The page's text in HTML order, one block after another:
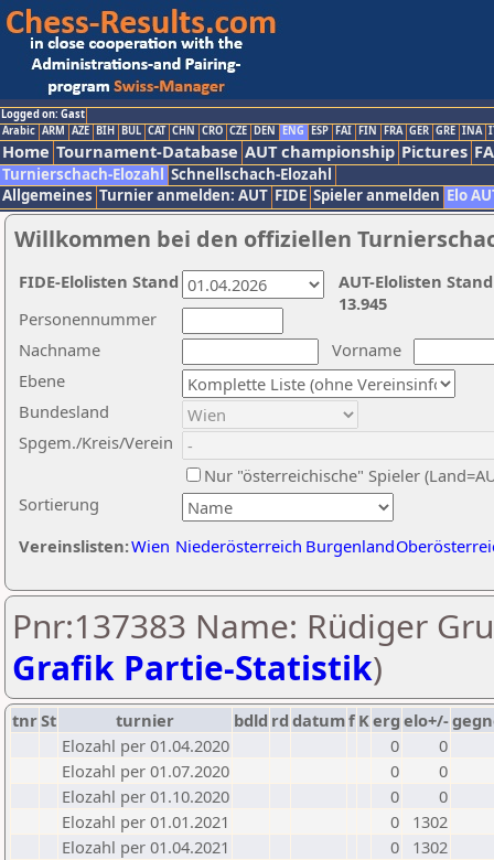
Logged on: Gast
Arabic ARM AZE BIH BUL CAT CHN CRO CZE DEN ENG ESP FAI FIN FRA GER GRE INA
Home Tournament-Database AUT championship Pictures
Turnierschach-Elozahl Schnellschach-Elozahl
Allgemeines Turnier anmelden: AUT FIDE Spieler anmelden Elo
Willkommen bei den offiziellen
Nachname
Vorname
Ebene
Sortierung
Personennummer
Bundesland
Spgem./Kreis/Verein
Nur "österreichische" Spieler
Vereinslisten:Wien Niederösterreich Burgenland
AUT-Elolisten
13.945
FIDE-Elolisten Stand
Pnr:137383 Name: Rüdiger
Grafik Partie-Statistik)
tnrSt turnier bdld rd datumf Kerg elo+/-
Elozahl per 01.04.2020
0
0
Elozahl per 01.07.2020
0
0
Elozahl per 01.10.2020
0
0
Elozahl per 01.01.2021
0
1302
Elozahl per 01.04.2021
0
1302